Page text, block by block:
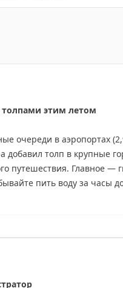
толпами этим летом
очереди в аэропортах
толп в крупные
путешествия. Главное —
пить воду за часы
проверьте наличие